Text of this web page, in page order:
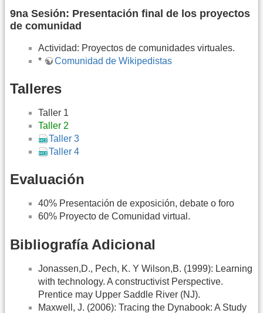
9na Sesión: Presentación final de los proyectos
de comunidad
Actividad: Proyectos de comunidades virtuales.
*
Comunidad de Wikipedistas
Talleres
Taller 1
Taller 2
Taller 3
Taller 4
Evaluación
40% Presentación de exposición, debate o foro
60% Proyecto de Comunidad virtual.
Bibliografía Adicional
Jonassen,D., Pech, K. Y Wilson,B. (1999): Learning
with technology. A constructivist Perspective.
Prentice may Upper Saddle River (NJ).
Maxwell, J. (2006): Tracing the Dynabook: A Study